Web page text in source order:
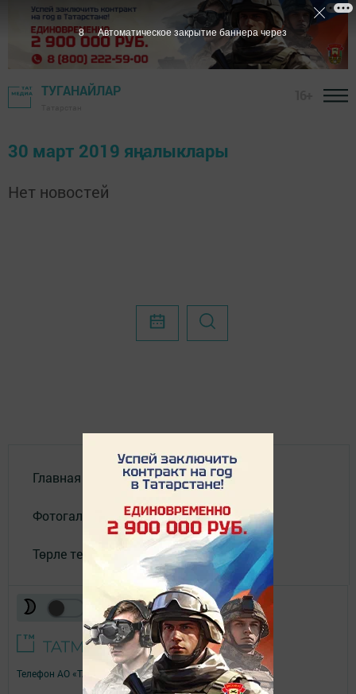
ТУГАНАЙЛАР
30 март 2019 яңалыклары
Нет новостей
Главная
Фотогалереи
Төрле темалар
Телефон АО «ТАТМЕДИА»:(843) 222 09 84
8 Автоматическое закрытие баннера через